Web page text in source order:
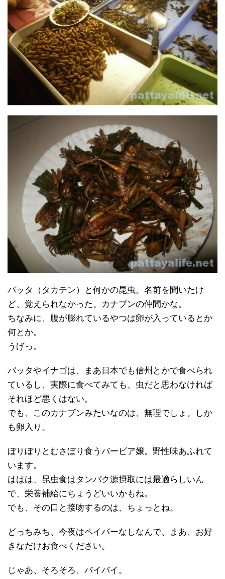
バッタ（タカテン）と何かの昆虫。名前を聞いたけ
ど、覚えられなかった。カナブンの仲間かな。
ちなみに、腹が膨れているやつは卵が入っているとか
何とか。
うげっ。
バッタやイナゴは、まあ日本でも信州とかで食べられ
ているし、実際に食べてみても、虫だと思わなければ
それほど悪くはない。
でも、このカナブンみたいなのは、無理でしょ。しか
も卵入り。
ぼりぼりとむさぼり食うバービア嬢。野性味あふれて
います。
ははは、昆虫食はタンパク源摂取には最適らしいん
で、栄養補給にちょうどいいかもね。
でも、その口と接吻するのは、ちょっとね。
どっちみち、今夜はペイバーなしなんで、まあ、お好
きなだけお食べください。
じゃあ、そろそろ、バイバイ。